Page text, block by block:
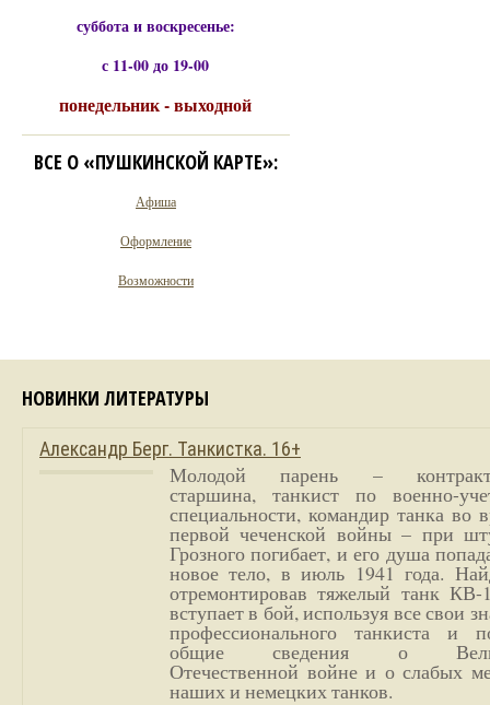
суббота и воскресенье:
с 11-00 до 19-00
понедельник - выходной
ВСЕ О «ПУШКИНСКОЙ КАРТЕ»:
Афиша
Оформление
Возможности
НОВИНКИ ЛИТЕРАТУРЫ
Александр Берг. Танкистка. 16+
Молодой парень –
старшина, танкист по военно-
специальности, командир танка во
первой чеченской войны – при
Грозного погибает, и его душа
новое тело, в июль 1941 года.
отремонтировав тяжелый танк
вступает в бой, используя все свои
профессионального танкиста и
общие сведения о
Отечественной войне и о слабых
наших и немецких танков.